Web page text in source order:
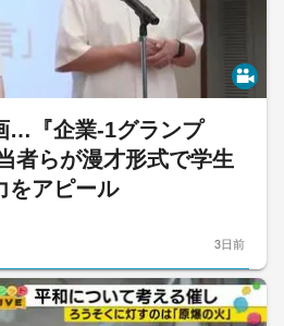
…『企業-1グランプ
者らが漫才形式で学生
をアピール
3日前